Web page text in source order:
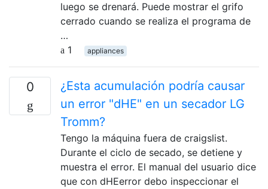
luego se drenará. Puede mostrar el grifo
cerrado cuando se realiza el programa de
…
1
appliances
0
¿Esta acumulación podría causar
un error "dHE" en un secador LG
Tromm?
Tengo la máquina fuera de craigslist.
Durante el ciclo de secado, se detiene y
muestra el error. El manual del usuario dice
que con dHEerror debo inspeccionar el